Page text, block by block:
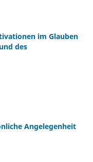
im Glauben
des
Angelegenheit